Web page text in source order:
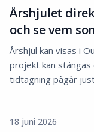
Årshjulet
och se vem
Årshjul kan visas i
projekt kan stängas
tidtagning pågår
18 juni 2026